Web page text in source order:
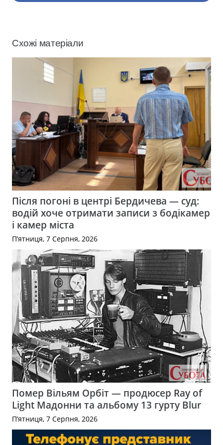
Схожі матеріали
Після погоні в центрі Бердичева — суд:
водій хоче отримати записи з бодікамер
і камер міста
П’ятниця, 7 Серпня, 2026
Помер Вільям Орбіт — продюсер Ray of
Light Мадонни та альбому 13 гурту Blur
П’ятниця, 7 Серпня, 2026